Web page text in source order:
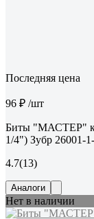
Последняя цена
96 ₽ /шт
Биты "МАСТЕР"
1/4") Зубр 26001-
4.7(13)
Аналоги
Нет в наличии